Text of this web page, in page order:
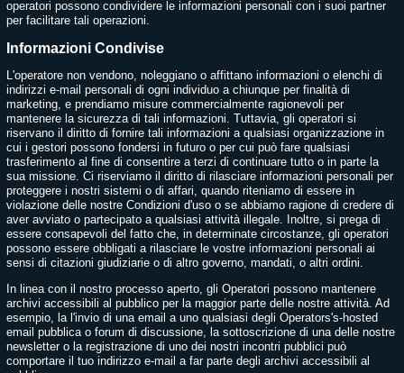
operatori possono condividere le informazioni personali con i suoi partner
per facilitare tali operazioni.
Informazioni Condivise
L'operatore non vendono, noleggiano o affittano informazioni o elenchi di
indirizzi e-mail personali di ogni individuo a chiunque per finalità di
marketing, e prendiamo misure commercialmente ragionevoli per
mantenere la sicurezza di tali informazioni. Tuttavia, gli operatori si
riservano il diritto di fornire tali informazioni a qualsiasi organizzazione in
cui i gestori possono fondersi in futuro o per cui può fare qualsiasi
trasferimento al fine di consentire a terzi di continuare tutto o in parte la
sua missione. Ci riserviamo il diritto di rilasciare informazioni personali per
proteggere i nostri sistemi o di affari, quando riteniamo di essere in
violazione delle nostre Condizioni d'uso o se abbiamo ragione di credere di
aver avviato o partecipato a qualsiasi attività illegale. Inoltre, si prega di
essere consapevoli del fatto che, in determinate circostanze, gli operatori
possono essere obbligati a rilasciare le vostre informazioni personali ai
sensi di citazioni giudiziarie o di altro governo, mandati, o altri ordini.
In linea con il nostro processo aperto, gli Operatori possono mantenere
archivi accessibili al pubblico per la maggior parte delle nostre attività. Ad
esempio, la l'invio di una email a uno qualsiasi degli Operators's-hosted
email pubblica o forum di discussione, la sottoscrizione di una delle nostre
newsletter o la registrazione di uno dei nostri incontri pubblici può
comportare il tuo indirizzo e-mail a far parte degli archivi accessibili al